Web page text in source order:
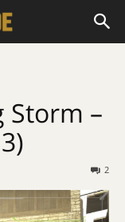
Storm –
2